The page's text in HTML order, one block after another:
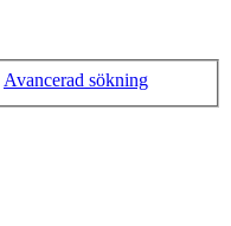
Avancerad sökning